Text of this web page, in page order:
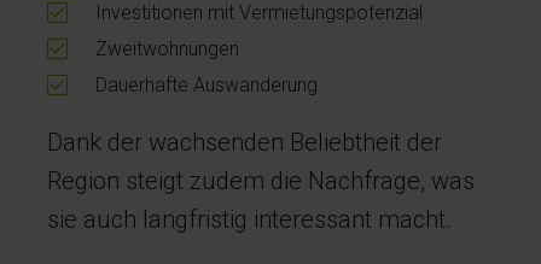
Investitionen mit Vermietungspotenzial
Zweitwohnungen
Dauerhafte Auswanderung
Dank der wachsenden Beliebtheit der
Region steigt zudem die Nachfrage, was
sie auch langfristig interessant macht.